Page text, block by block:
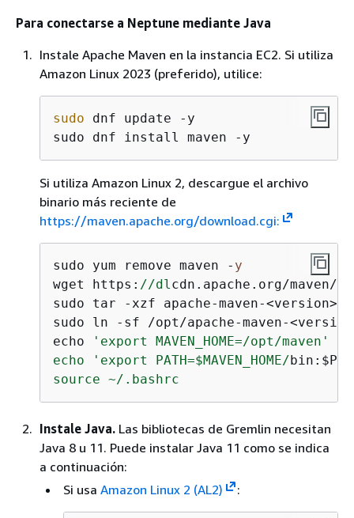
Para conectarse a Neptune mediante Java
Instale Apache Maven en la instancia EC2. Si utiliza
Amazon Linux 2023 (preferido), utilice:
sudo dnf update -y
sudo dnf install maven -y
Si utiliza Amazon Linux 2, descargue el archivo
binario más reciente de
https://maven.apache.org/download.cgi:
sudo yum remove maven - y
wget https: //dlcdn.apache.org/maven/
sudo tar -xzf apache-maven-
sudo ln -sf /opt/apache-maven-
echo
'export MAVEN_HOME=/opt/maven'
echo 'export PATH=$MAVEN_HOME/
source ~/.bashrc
Instale Java. Las bibliotecas de Gremlin necesitan
Java 8 u 11. Puede instalar Java 11 como se indica
a continuación:
Si usa Amazon Linux 2 (AL2) :